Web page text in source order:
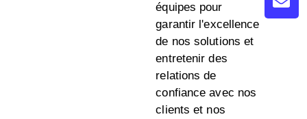
équipes pour
garantir l'excellence
de nos solutions et
entretenir des
relations de
confiance avec nos
clients et nos